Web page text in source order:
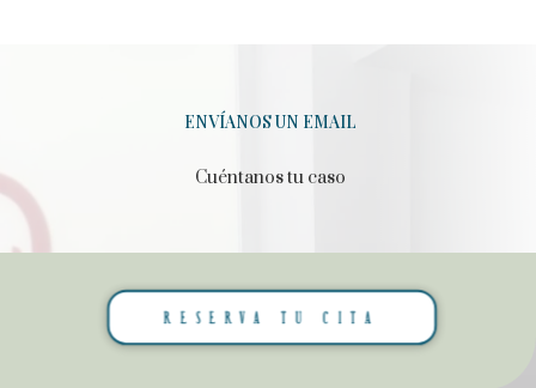
ENVÍANOS UN EMAIL
Cuéntanos tu caso
RESERVA TU CITA